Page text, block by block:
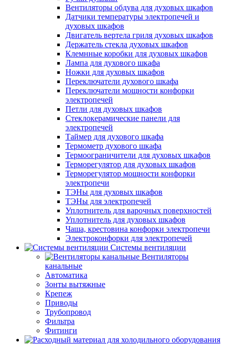
Вентиляторы обдува для духовых шкафов
Датчики температуры электропечей и
духовых шкафов
Двигатель вертела гриля духовых шкафов
Держатель стекла духовых шкафов
Клемнные коробки для духовых шкафов
Лампа для духового шкафа
Ножки для духовых шкафов
Переключатели духового шкафа
Переключатели мощности конфорки
электропечей
Петли для духовых шкафов
Стеклокерамические панели для
электропечей
Таймер для духового шкафа
Термометр духового шкафа
Термоограничители для духовых шкафов
Терморегулятор для духовых шкафов
Терморегулятор мощности конфорки
электропечи
ТЭНы для духовых шкафов
ТЭНы для электропечей
Уплотнитель для варочных поверхностей
Уплотнитель для духовых шкафов
Чаша, крестовина конфорки электропечи
Электроконфорки для электропечей
Системы вентиляции
Вентиляторы
канальные
Автоматика
Зонты вытяжные
Крепеж
Приводы
Трубопровод
Фильтра
Фитинги